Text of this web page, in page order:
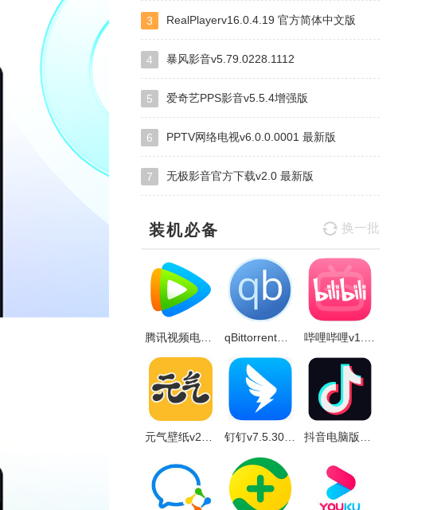
3 RealPlayerv16.0.4.19 官方简体中文版
4 暴风影音v5.79.0228.1112
5 爱奇艺PPS影音v5.5.4增强版
6 PPTV网络电视v6.0.0.0001 最新版
7 无极影音官方下载v2.0 最新版
装机必备 换一批
qBittorrent绿色免费版v4.5.4.10
钉钉v7.5.30官方正式版